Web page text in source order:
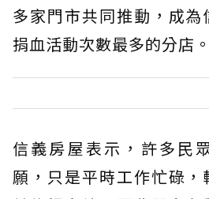
多家門市共同推動，成
捐血活動次數最多的分店。
信義房屋表示，許多民
願，只是平時工作忙碌，